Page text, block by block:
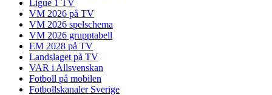
Ligue 1 TV
VM 2026 på TV
VM 2026 spelschema
VM 2026 grupptabell
EM 2028 på TV
Landslaget på TV
VAR i Allsvenskan
Fotboll på mobilen
Fotbollskanaler Sverige